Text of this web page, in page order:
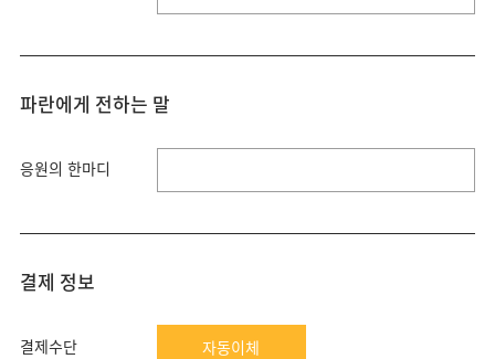
파란에게 전하는 말
응원의 한마디
결제 정보
결제수단 자동이체